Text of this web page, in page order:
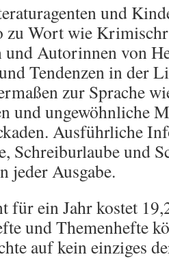
und
zu Wort wie
und Autorinnen von
Tendenzen in der
zur Sprache
und ungewöhnliche
Ausführliche
Schreiburlaube und
jeder Ausgabe.
für ein Jahr kostet
und Themenhefte
auf kein einziges